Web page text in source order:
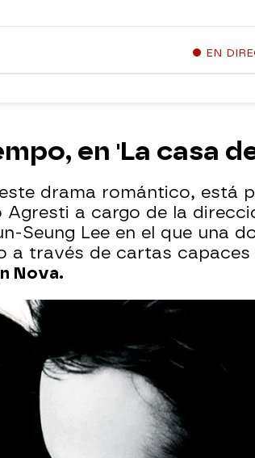
EN
en 'La casa
drama romántico, está
a cargo de la
Seung Lee en el que una
a través de cartas
Nova.